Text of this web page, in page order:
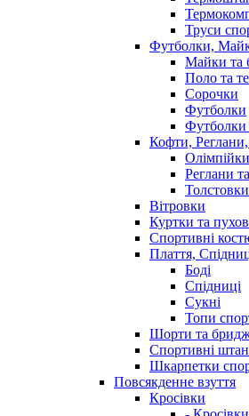
Труси
Футболки,
Майки та
Поло та
Сорочки
Футболки
Футболки
Кофти,
Реглани
Толстовки
Вітровки
Куртки та
Спортивні
Плаття,
Боді
Спідниці
Сукні
Топи
Шорти та
Спортивні
Шкарпетки
Повсякденне взуття
Кросівки